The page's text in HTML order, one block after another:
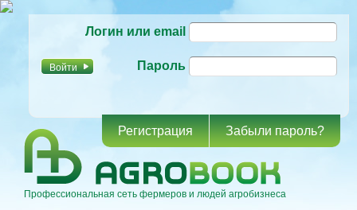
основному
Логин или email
Пароль
Регистрация Забыли пароль?
Профессиональная сеть фермеров и людей агробизнеса